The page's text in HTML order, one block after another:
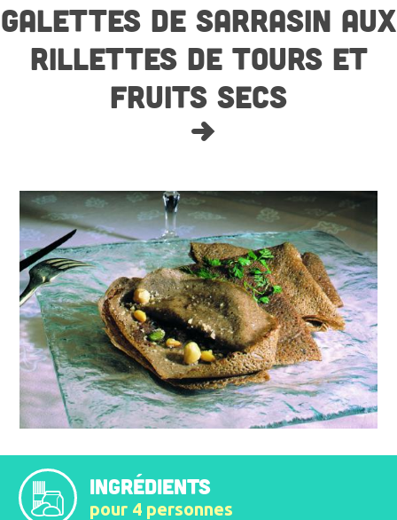
GALETTES DE SARRASIN AUX
RILLETTES DE TOURS ET
FRUITS SECS
INGRÉDIENTS
pour 4 personnes